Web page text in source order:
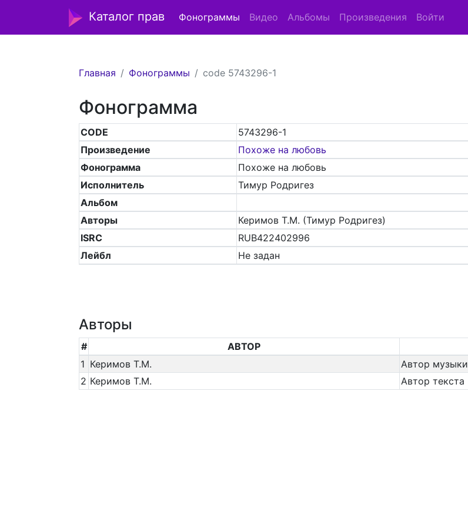
Каталог прав Фонограммы Видео Альбомы Произведения Войти
Главная Фонограммы code 5743296-1
Фонограмма
CODE
5743296-1
Произведение
Похоже на любовь
Фонограмма
Похоже на любовь
Исполнитель
Тимур Родригез
Альбом
Авторы
Керимов Т.М. (Тимур Родригез)
ISRC
RUB422402996
Лейбл
Не задан
Авторы
# АВТОР
1 Керимов Т.М.
Автор музыки
2 Керимов Т.М. Автор текста